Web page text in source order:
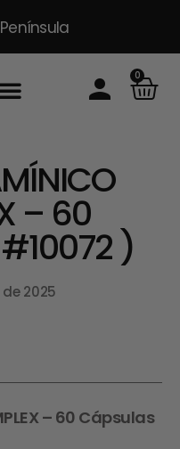
0
– 60
)
2025
– 60 Cápsulas